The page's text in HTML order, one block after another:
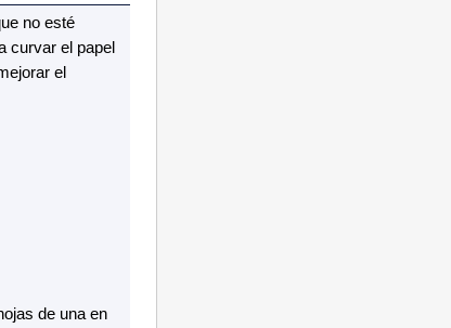
no esté
curvar el papel
el
de una en